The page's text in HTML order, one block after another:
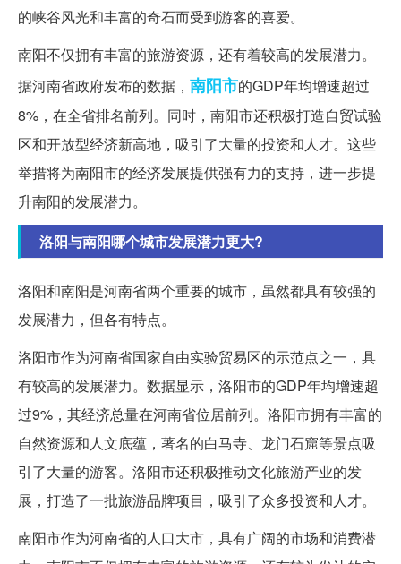
的峡谷风光和丰富的奇石而受到游客的喜爱。
南阳不仅拥有丰富的旅游资源，还有着较高的发展潜力。
据河南省政府发布的数据， 南阳市的GDP年均增速超过
8%，在全省排名前列。同时，南阳市还积极打造自贸试验
区和开放型经济新高地，吸引了大量的投资和人才。这些
举措将为南阳市的经济发展提供强有力的支持，进一步提
升南阳的发展潜力。
洛阳与南阳哪个城市发展潜力更大?
洛阳和南阳是河南省两个重要的城市，虽然都具有较强的
发展潜力，但各有特点。
洛阳市作为河南省国家自由实验贸易区的示范点之一，具
有较高的发展潜力。数据显示，洛阳市的GDP年均增速超
过9%，其经济总量在河南省位居前列。洛阳市拥有丰富的
自然资源和人文底蕴，著名的白马寺、龙门石窟等景点吸
引了大量的游客。洛阳市还积极推动文化旅游产业的发
展，打造了一批旅游品牌项目，吸引了众多投资和人才。
南阳市作为河南省的人口大市，具有广阔的市场和消费潜